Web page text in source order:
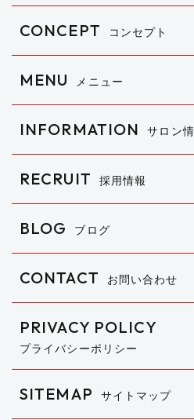
CONCEPT コンセプト
MENU メニュー
INFORMATION サロン
RECRUIT 採用情報
BLOG ブログ
CONTACT お問い合わせ
PRIVACY POLICY
プライバシーポリシー
SITEMAP サイトマップ